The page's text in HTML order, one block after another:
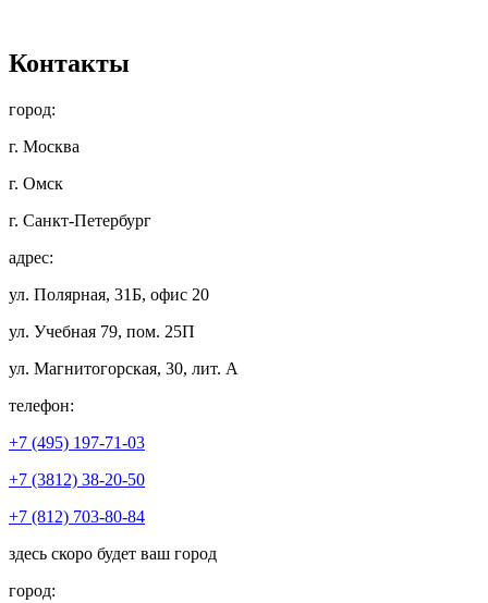
Контакты
город:
г. Москва
г. Омск
г. Санкт-Петербург
адрес:
ул. Полярная, 31Б, офис 20
ул. Учебная 79, пом. 25П
ул. Магнитогорская, 30, лит. А
телефон:
+7 (495) 197-71-03
+7 (3812) 38-20-50
+7 (812) 703-80-84
здесь скоро будет ваш город
город: